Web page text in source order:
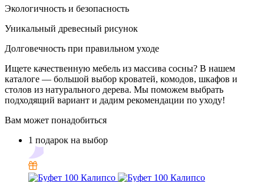
Экологичность и безопасность
Уникальный древесный рисунок
Долговечность при правильном уходе
Ищете качественную мебель из массива сосны? В нашем
каталоге — большой выбор кроватей, комодов, шкафов и
столов из натурального дерева. Мы поможем выбрать
подходящий вариант и дадим рекомендации по уходу!
Вам может понадобиться
1 подарок на выбор